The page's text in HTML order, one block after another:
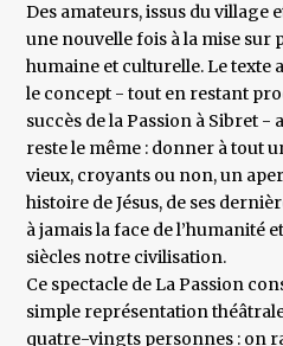
Des amateurs, issus du village
une nouvelle fois à la mise sur
humaine et culturelle. Le texte
le concept - tout en restant
succès de la Passion à Sibret -
reste le même : donner à tout
vieux, croyants ou non, un
histoire de Jésus, de ses
à jamais la face de l’humanité
siècles notre civilisation.
Ce spectacle de La Passion
simple représentation
quatre-vingts personnes : on